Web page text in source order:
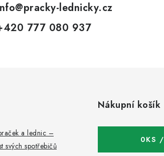
@pracky-lednicky.cz
777 080 937
a lednic –
svých spotřebičů
Nákupní košík
0KS /